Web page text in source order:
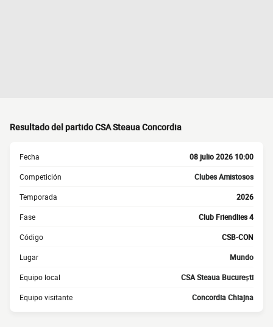
Resultado del partido CSA Steaua Concordia
Fecha 08 julio 2026 10:00
Competición Clubes Amistosos
Temporada 2026
Fase Club Friendlies 4
Código CSB-CON
Lugar Mundo
Equipo local CSA Steaua Bucureşti
Equipo visitante Concordia Chiajna